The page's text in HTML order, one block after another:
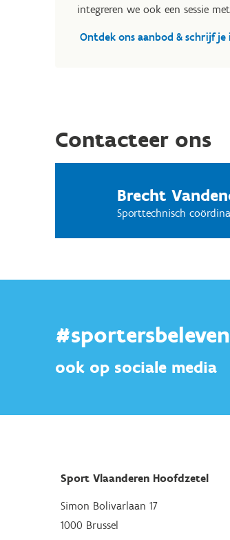
integreren we ook een sessie
Ontdek ons aanbod & schrijf je
Contacteer ons
Brecht
Sporttechnisch
ook op sociale media
Sport Vlaanderen Hoofdzetel
Simon Bolivarlaan 17
1000 Brussel